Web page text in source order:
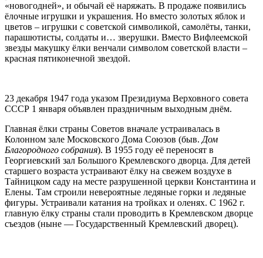
«новогодней», и обычай её наряжать. В продаже появились
ёлочные игрушки и украшения. Но вместо золотых яблок и
цветов – игрушки с советской символикой, самолёты, танки,
парашютисты, солдаты и… зверушки. Вместо Вифлеемской
звезды макушку ёлки венчали символом советской власти –
красная пятиконечной звездой.
23 декабря 1947 года указом Президиума Верховного совета
СССР 1 января объявлен праздничным выходным днём.
Главная ёлки страны Советов вначале устраивалась в
Колонном зале Московского Дома Союзов (быв. Дом
Благородного собрания). В 1955 году её переносят в
Георгиевский зал Большого Кремлевского дворца. Для детей
старшего возраста устраивают ёлку на свежем воздухе в
Тайницком саду на месте разрушенной церкви Константина и
Елены. Там строили невероятные ледяные горки и ледяные
фигуры. Устраивали катания на тройках и оленях. С 1962 г.
главную ёлку страны стали проводить в Кремлевском дворце
съездов (ныне — Государственный Кремлевский дворец).